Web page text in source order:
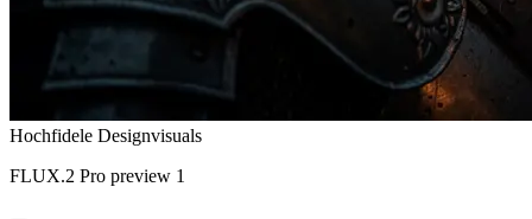
Hochfidele Designvisuals
FLUX.2 Pro preview 1